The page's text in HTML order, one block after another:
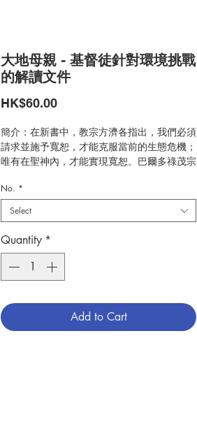
大地母親 - 基督徒針對環境挑戰
的解讀文件
HK$60.00Price
簡介：在新書中，教宗方濟各指出，我們必須
請求並施予寬恕，才能克服當前的生態危機；
唯有在聖神內，才能實現寬恕。巴爾多祿茂宗
出版：澳門樂仁出版社
分類：教會
出版日期：2020.7
頁數：96
ISBN: 9789996556203
No. : 3073039004
No. *
Select
Quantity *
Add to Cart